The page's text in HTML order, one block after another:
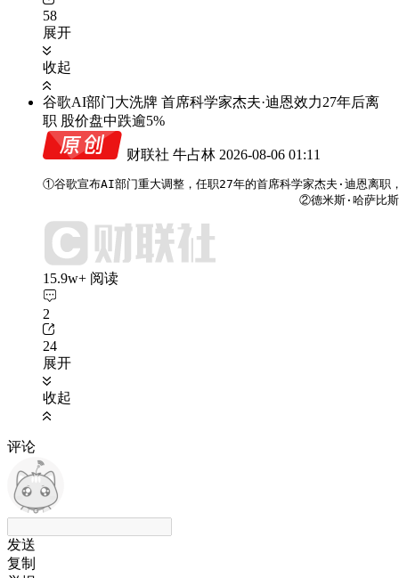
58
展开
收起
谷歌AI部门大洗牌 首席科学家杰夫·迪恩效力27年后离
职 股价盘中跌逾5%
财联社 牛占林 2026-08-06 01:11
①谷歌宣布AI部门重大调整，任职27年的首席科学家杰夫·迪恩离职
②德米斯·哈萨比斯
15.9w+ 阅读
2
24
展开
收起
评论
发送
复制